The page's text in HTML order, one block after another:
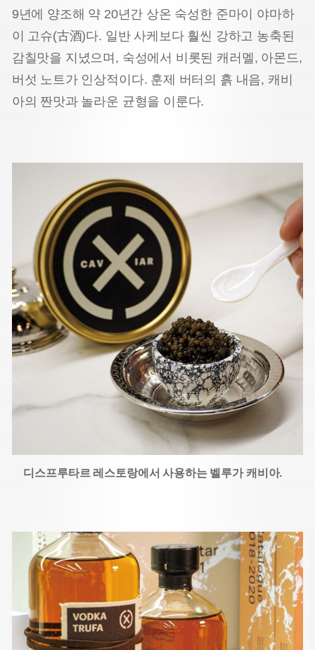
9년에 양조해 약 20년간 상온 숙성한 준마이 야마하
이 고슈(古酒)다. 일반 사케보다 훨씬 강하고 농축된
감칠맛을 지녔으며, 숙성에서 비롯된 캐러멜, 아몬드,
버섯 노트가 인상적이다. 훈제 버터의 흙 내음, 캐비
아의 짠맛과 놀라운 균형을 이룬다.
디스프루타르 레스토랑에서 사용하는 벨루가 캐비아.